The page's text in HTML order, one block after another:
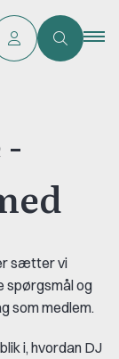
sætter vi
spørgsmål og
som medlem.
i, hvordan DJ